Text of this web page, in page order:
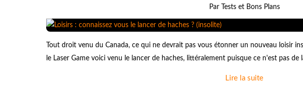
Par Tests et Bons Plans
Tout droit venu du Canada, ce qui ne devrait pas vous étonner un nouveau loisir
le Laser Game voici venu le lancer de haches, littéralement puisque ce n'est pas
Lire la suite